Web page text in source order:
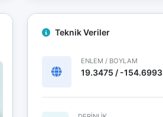
Teknik Veriler
ENLEM / BOYLAM
19.3475 / -154.6993